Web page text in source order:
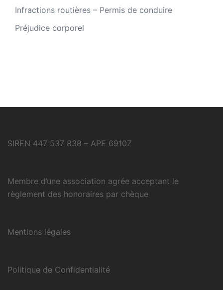
Infractions routières – Permis de conduire
Préjudice corporel
SIREN 447 537 838 – APE 6910Z
Membre d’une association agrée acceptant le
règlement des honoraires par chèque
Mentions légales
Politique de Confidentialité